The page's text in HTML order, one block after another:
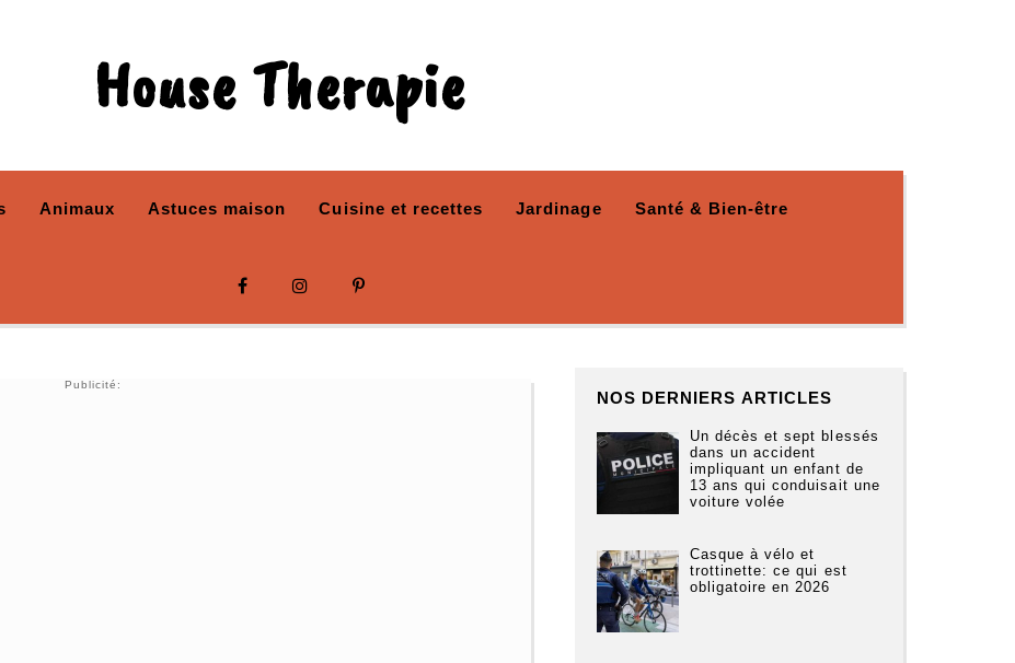
House Therapie
Animaux Astuces maison Cuisine et recettes Jardinage Santé & Bien-être
Publicité:
NOS DERNIERS ARTICLES
Un décès et sept blessés
dans un accident
impliquant un enfant de
13 ans qui conduisait une
voiture volée
Casque à vélo et
trottinette: ce qui est
obligatoire en 2026